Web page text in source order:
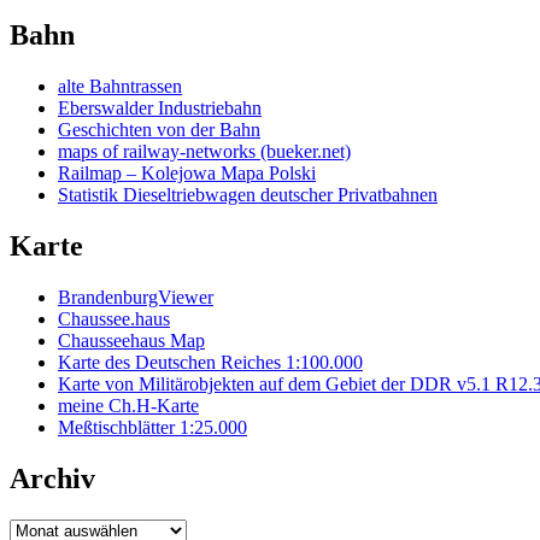
Bahn
alte Bahntrassen
Eberswalder Industriebahn
Geschichten von der Bahn
maps of railway-networks (bueker.net)
Railmap – Kolejowa Mapa Polski
Statistik Dieseltriebwagen deutscher Privatbahnen
Karte
BrandenburgViewer
Chaussee.haus
Chausseehaus Map
Karte des Deutschen Reiches 1:100.000
Karte von Militärobjekten auf dem Gebiet der DDR v5.1
meine Ch.H-Karte
Meßtischblätter 1:25.000
Archiv
Archiv